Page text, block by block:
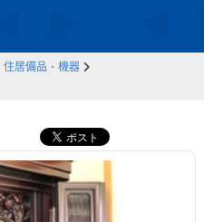
住居備品・機器